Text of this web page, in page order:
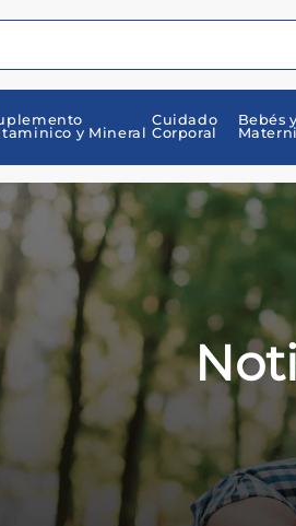
y Mineral
Cuidado
Corporal
Bebés y